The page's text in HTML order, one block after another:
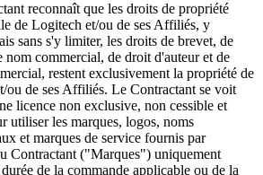
reconnaît que les droits de propriété
de Logitech et/ou de ses Affiliés, y
sans s'y limiter, les droits de brevet, de
nom commercial, de droit d'auteur et de
restent exclusivement la propriété de
ou de ses Affiliés. Le Contractant se voit
licence non exclusive, non cessible et
utiliser les marques, logos, noms
et marques de service fournis par
Contractant ("Marques") uniquement
de la commande applicable ou de la